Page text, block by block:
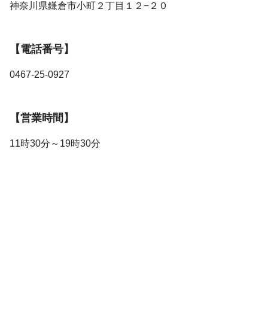
神奈川県鎌倉市小町２丁目１２−２０
【電話番号】
0467-25-0927
【営業時間】
11時30分～19時30分